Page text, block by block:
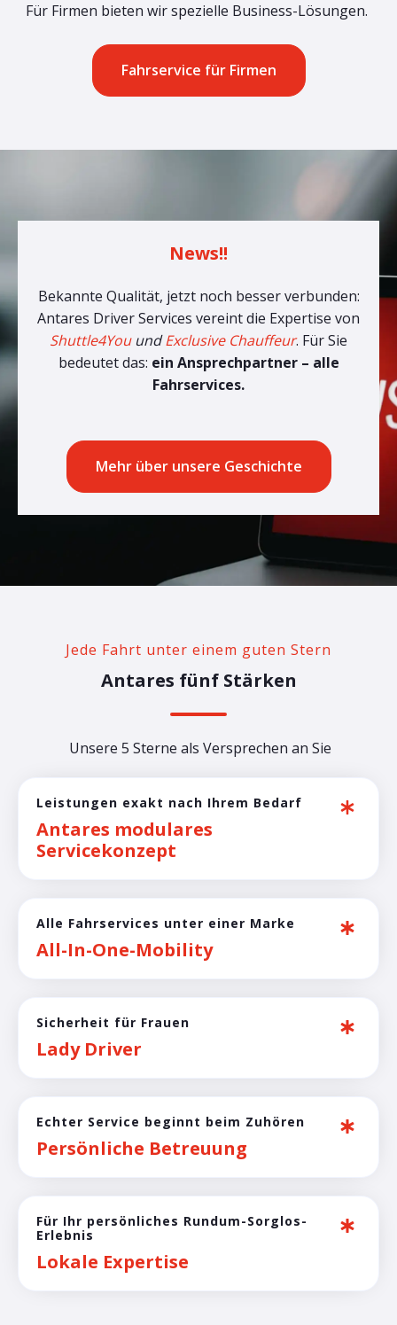
Für Firmen bieten wir spezielle Business-Lösungen.
Fahrservice für Firmen
News!!
Bekannte Qualität, jetzt noch besser verbunden:
Antares Driver Services vereint die Expertise von
Shuttle4You und Exclusive Chauffeur. Für Sie
bedeutet das: ein Ansprechpartner – alle
Fahrservices.
Mehr über unsere Geschichte
Jede Fahrt unter einem guten Stern
Antares fünf Stärken
Unsere 5 Sterne als Versprechen an Sie
Leistungen exakt nach Ihrem Bedarf
Antares modulares
Servicekonzept
Alle Fahrservices unter einer Marke
All-In-One-Mobility
Sicherheit für Frauen
Lady Driver
Echter Service beginnt beim Zuhören
Persönliche Betreuung
Für Ihr persönliches Rundum-Sorglos-
Erlebnis
Lokale Expertise